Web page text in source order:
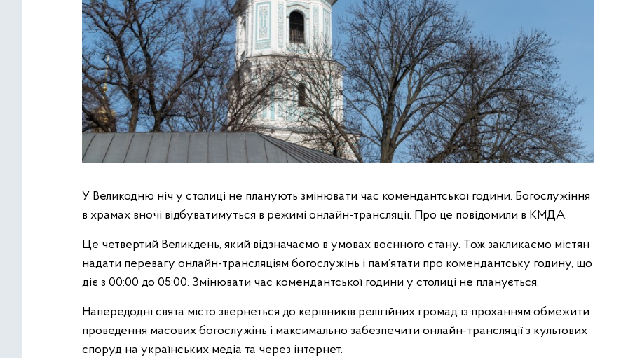
У Великодню ніч у столиці не планують змінювати час комендантської години. Богослужіння
в храмах вночі відбуватимуться в режимі онлайн-трансляції. Про це повідомили в КМДА.
Це четвертий Великдень, який відзначаємо в умовах воєнного стану. Тож закликаємо містян
надати перевагу онлайн-трансляціям богослужінь і пам’ятати про комендантську годину, що
діє з 00:00 до 05:00. Змінювати час комендантської години у столиці не планується.
Напередодні свята місто звернеться до керівників релігійних громад із проханням обмежити
проведення масових богослужінь і максимально забезпечити онлайн-трансляції з культових
споруд на українських медіа та через інтернет.